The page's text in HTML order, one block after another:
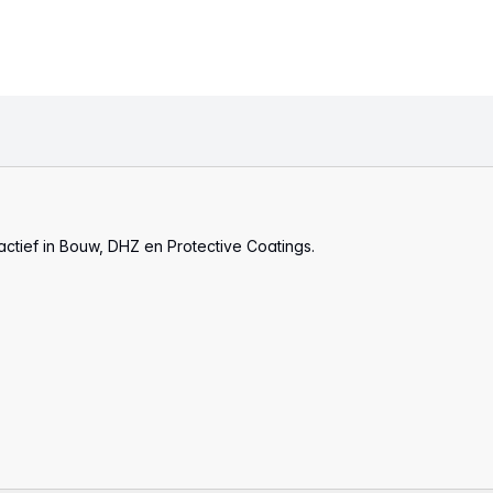
in Bouw, DHZ en Protective Coatings.